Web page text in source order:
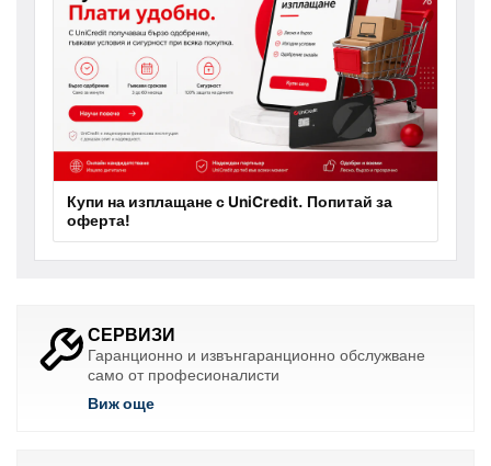
Купи на изплащане с UniCredit. Попитай за
оферта!
СЕРВИЗИ
Гаранционно и извънгаранционно обслужване
само от професионалисти
Виж още